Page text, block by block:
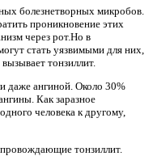
болезнетворных микробов.
проникновение этих
через рот.Но в
стать уязвимыми для них,
тонзиллит.
даже ангиной. Около 30%
Как заразное
человека к другому,
тонзиллит.